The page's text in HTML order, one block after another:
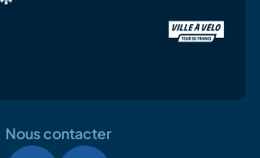
Nous contacter